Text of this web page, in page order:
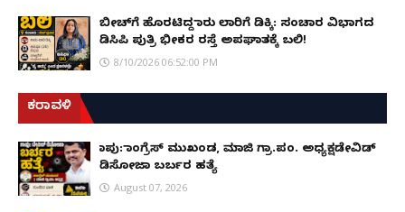
ಬೀಚ್‌ಗೆ ಹೊರಟಿದ್ದ ಕಾರು ಲಾರಿಗೆ ಡಿಕ್ಕಿ: ಸಂಚಾರ ವಿಭಾಗದ
ಡಿಸಿಪಿ ಪುತ್ರಿ ಭೀಕರ ರಸ್ತೆ ಅಪಘಾತಕ್ಕೆ ಬಲಿ!
8/10/2026 06:52:00 PM
ಕರಾವಳಿ
ಕಾಪು: ಕಾಂಗ್ರೆಸ್ ಮುಖಂಡ, ಮಾಜಿ ಗ್ರಾ.ಪಂ. ಅಧ್ಯಕ್ಷಡೇವಿಡ್
ಡಿಸೋಜಾ ಬರ್ಬರ ಹತ್ಯೆ
August 07, 2026